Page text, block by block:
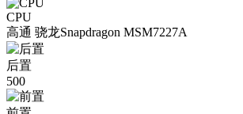
CPU
高通 骁龙Snapdragon MSM7227A
后置
500